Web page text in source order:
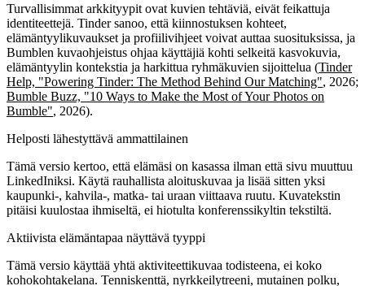
Turvallisimmat arkkityypit ovat kuvien tehtäviä, eivät feikattuja
identiteettejä. Tinder sanoo, että kiinnostuksen kohteet,
elämäntyylikuvaukset ja profiilivihjeet voivat auttaa suosituksissa, ja
Bumblen kuvaohjeistus ohjaa käyttäjiä kohti selkeitä kasvokuvia,
elämäntyylin kontekstia ja harkittua ryhmäkuvien sijoittelua (Tinder
Help, "Powering Tinder: The Method Behind Our Matching", 2026;
Bumble Buzz, "10 Ways to Make the Most of Your Photos on
Bumble", 2026).
Helposti lähestyttävä ammattilainen
Tämä versio kertoo, että elämäsi on kasassa ilman että sivu muuttuu
LinkedIniksi. Käytä rauhallista aloituskuvaa ja lisää sitten yksi
kaupunki-, kahvila-, matka- tai uraan viittaava ruutu. Kuvatekstin
pitäisi kuulostaa ihmiseltä, ei hiotulta konferenssikyltin tekstiltä.
Aktiivista elämäntapaa näyttävä tyyppi
Tämä versio käyttää yhtä aktiviteettikuvaa todisteena, ei koko
kohokohtakelana. Tenniskenttä, nyrkkeilytreeni, mutainen polku,